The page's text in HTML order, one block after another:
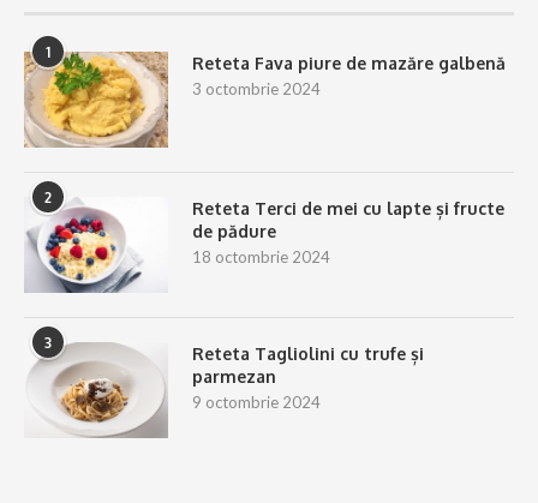
1
Reteta Fava piure de mazăre galbenă
3 octombrie 2024
2
Reteta Terci de mei cu lapte și fructe
de pădure
18 octombrie 2024
3
Reteta Tagliolini cu trufe și
parmezan
9 octombrie 2024